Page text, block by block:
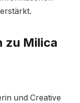
zu Milica
und Creative